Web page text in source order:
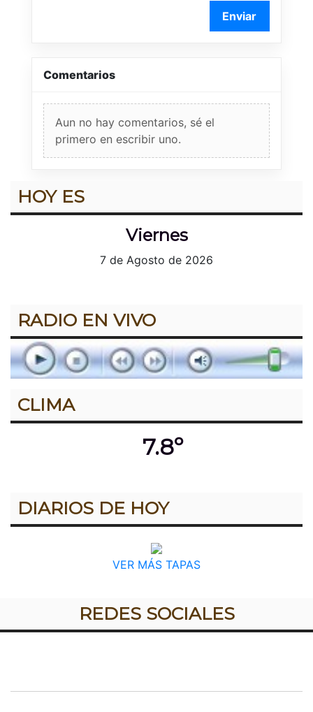
Enviar
Comentarios
Aun no hay comentarios, sé el
primero en escribir uno.
HOY ES
Viernes
7 de Agosto de 2026
RADIO EN VIVO
CLIMA
7.8º
DIARIOS DE HOY
VER MÁS TAPAS
REDES SOCIALES